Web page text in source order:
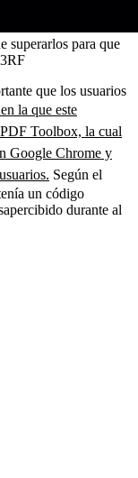
superarlos para que
que los usuarios
la que este
Toolbox, la cual
Google Chrome y
Según el
un código
durante al